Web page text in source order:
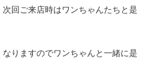
回ご来店時はワンちゃんたちと是
りますのでワンちゃんと一緒に是